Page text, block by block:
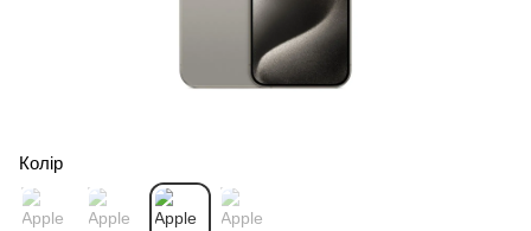
Колір